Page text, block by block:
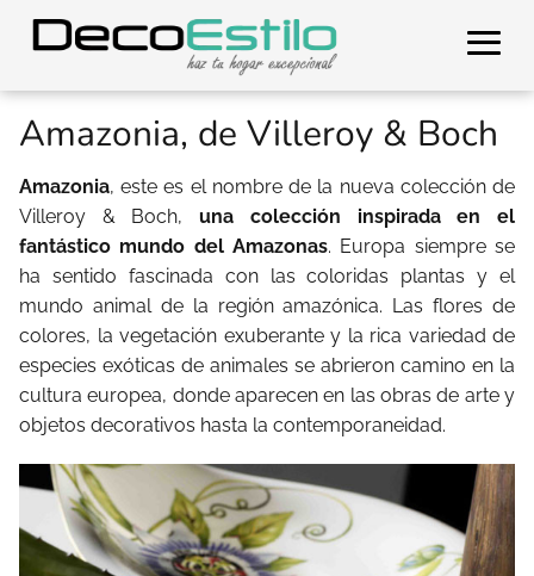
Amazonia, de Villeroy & Boch
Amazonia, este es el nombre de la nueva colección de
Villeroy & Boch,una colección inspirada en el
fantástico mundo del Amazonas. Europa siempre se
ha sentido fascinada con las coloridas plantas y el
mundo animal de la región amazónica. Las flores de
colores, la vegetación exuberante y la rica variedad de
especies exóticas de animales se abrieron camino en la
cultura europea, donde aparecen en las obras de arte y
objetos decorativos hasta la contemporaneidad.